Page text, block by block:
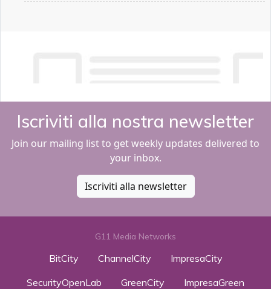
Iscriviti alla nostra newsletter
Join our mailing list to get weekly updates delivered to
your inbox.
Iscriviti alla newsletter
G11 Media Networks
BitCity ChannelCity
ImpresaCity
SecurityOpenLab
GreenCity
ImpresaGreen